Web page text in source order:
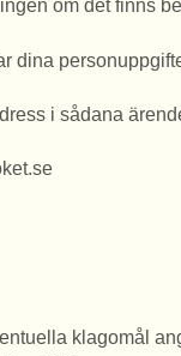
om det finns
dina
i sådana
klagomål